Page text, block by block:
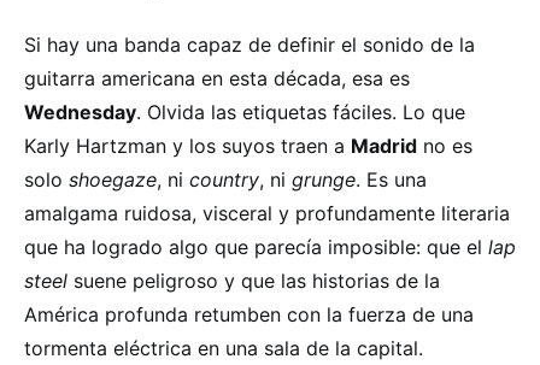
Si hay una banda capaz de definir el sonido de la
guitarra americana en esta década, esa es
Wednesday. Olvida las etiquetas fáciles. Lo que
Karly Hartzman y los suyos traen a Madrid no es
solo shoegaze, ni country, ni grunge. Es una
amalgama ruidosa, visceral y profundamente literaria
que ha logrado algo que parecía imposible: que el lap
steel suene peligroso y que las historias de la
América profunda retumben con la fuerza de una
tormenta eléctrica en una sala de la capital.